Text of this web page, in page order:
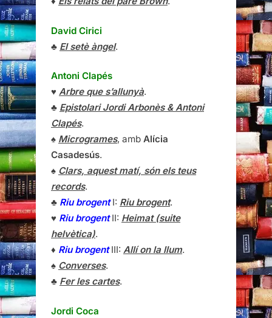
David Cirici
♣ El setè àngel.
Antoni Clapés
♥ Arbre que s’allunyà.
♣ Epistolari Jordi Arbonès & Antoni
Clapés.
♠ Microgrames, amb Alícia
Casadesús.
♠ Clars, aquest matí, són els teus
records.
♣ Riu brogentI: Riu brogent.
♥ Riu brogentII: Heimat (suite
helvètica).
♦ Riu brogentIII: Allí on la llum.
♠ Converses.
♣ Fer les cartes.
Jordi Coca